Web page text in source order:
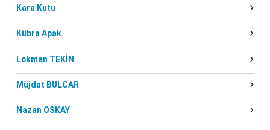
Kara Kutu
Kübra Apak
Lokman TEKİN
Müjdat BULCAR
Nazan OSKAY